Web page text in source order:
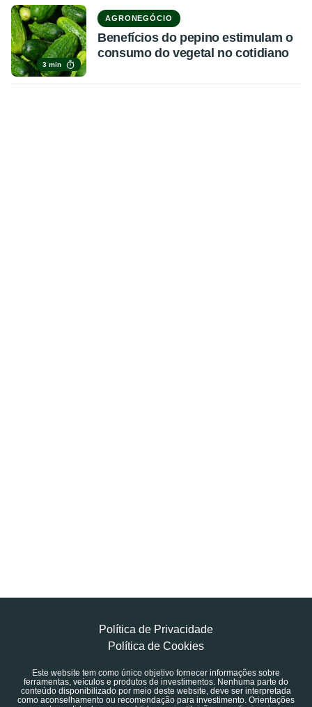
3 min
AGRONEGÓCIO
Benefícios do pepino estimulam o
consumo do vegetal no cotidiano
Política de Privacidade
Política de Cookies
Este website tem como único objetivo fornecer informações sobre
ferramentas, veículos e produtos de investimentos. Nenhuma parte do
conteúdo disponibilizado por meio deste website, deve ser interpretada
como aconselhamento ou recomendação para investimento. Orientações